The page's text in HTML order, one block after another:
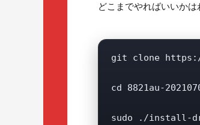
どこまでやればいいか
git clone https://
cd 8821au-